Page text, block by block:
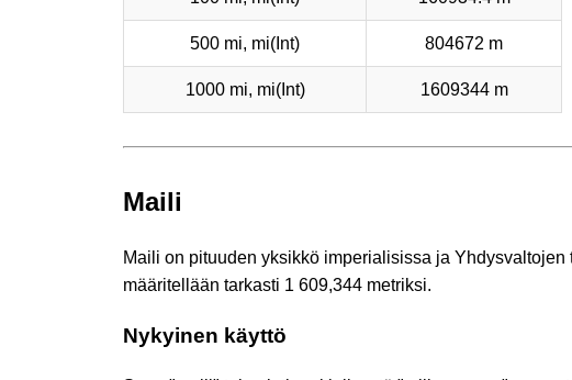
500 mi, mi(Int) 804672 m
1000 mi, mi(Int) 1609344 m
Maili
Maili on pituuden yksikkö imperialisissa ja
määritellään tarkasti 1 609,344 metriksi.
Nykyinen käyttö